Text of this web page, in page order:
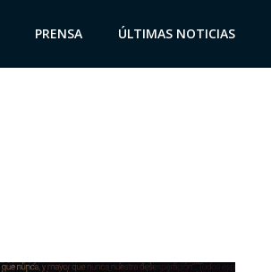
PRENSA ÚLTIMAS NOTICIAS